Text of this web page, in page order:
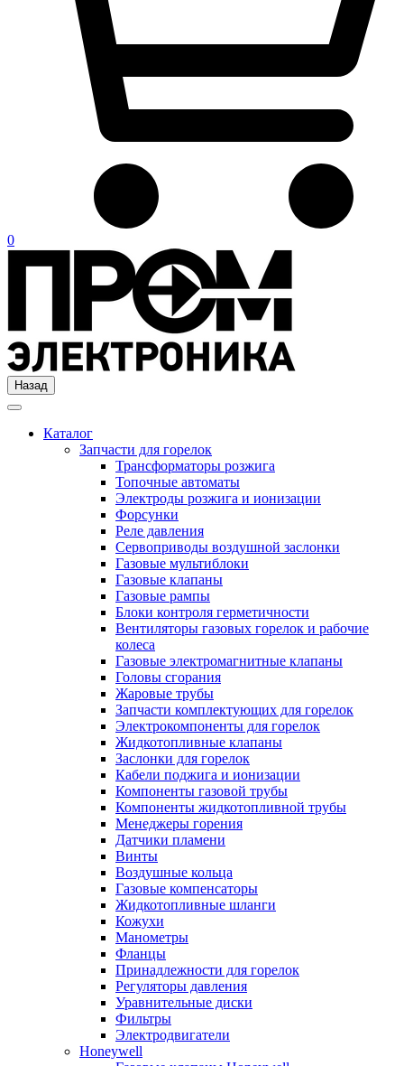
0
Назад
Каталог
Запчасти для горелок
Трансформаторы розжига
Топочные автоматы
Электроды розжига и ионизации
Форсунки
Реле давления
Сервоприводы воздушной заслонки
Газовые мультиблоки
Газовые клапаны
Газовые рампы
Блоки контроля герметичности
Вентиляторы газовых горелок и рабочие
колеса
Газовые электромагнитные клапаны
Головы сгорания
Жаровые трубы
Запчасти комплектующих для горелок
Электрокомпоненты для горелок
Жидкотопливные клапаны
Заслонки для горелок
Кабели поджига и ионизации
Компоненты газовой трубы
Компоненты жидкотопливной трубы
Менеджеры горения
Датчики пламени
Винты
Воздушные кольца
Газовые компенсаторы
Жидкотопливные шланги
Кожухи
Манометры
Фланцы
Принадлежности для горелок
Регуляторы давления
Уравнительные диски
Фильтры
Электродвигатели
Honeywell